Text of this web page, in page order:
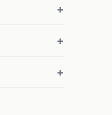
+
+
+